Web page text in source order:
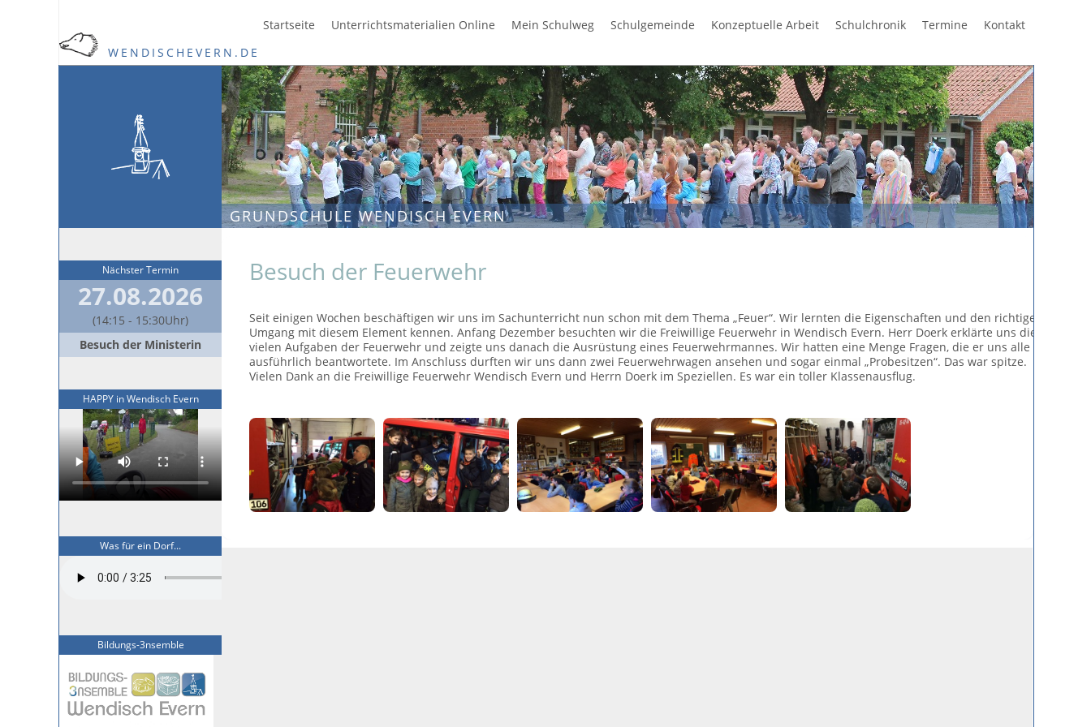
Kontakt
Termine
Schulchronik
Konzeptuelle Arbeit
Schulgemeinde
Mein Schulweg
Unterrichtsmaterialien Online
Startseite
WENDISCHEVERN.DE
GRUNDSCHULE WENDISCH EVERN
Nächster Termin
27.08.2026
(14:15 - 15:30Uhr)
Besuch der Ministerin
HAPPY in Wendisch Evern
Was für ein Dorf...
Bildungs-3nsemble
Besuch der Feuerwehr
Seit einigen Wochen beschäftigen wir uns im Sachunterricht nun schon mit dem Thema „Feuer“. Wir lernten die Eigenschaften und den richtigen
Umgang mit diesem Element kennen. Anfang Dezember besuchten wir die Freiwillige Feuerwehr in Wendisch Evern. Herr Doerk erklärte uns die
vielen Aufgaben der Feuerwehr und zeigte uns danach die Ausrüstung eines Feuerwehrmannes. Wir hatten eine Menge Fragen, die er uns alle
ausführlich beantwortete. Im Anschluss durften wir uns dann zwei Feuerwehrwagen ansehen und sogar einmal „Probesitzen“. Das war spitze.
Vielen Dank an die Freiwillige Feuerwehr Wendisch Evern und Herrn Doerk im Speziellen. Es war ein toller Klassenausflug.